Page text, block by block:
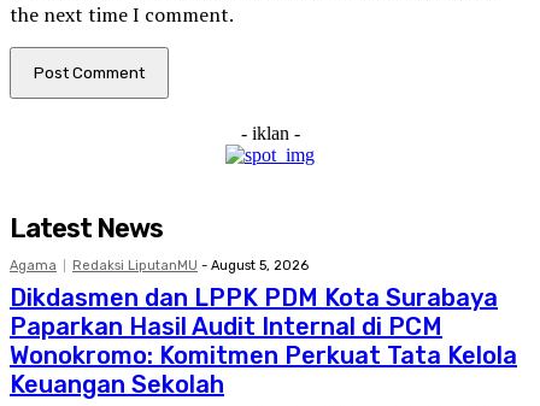
the next time I comment.
- iklan -
Latest News
Agama Redaksi LiputanMU - August 5, 2026
Dikdasmen dan LPPK PDM Kota Surabaya
Paparkan Hasil Audit Internal di PCM
Wonokromo: Komitmen Perkuat Tata Kelola
Keuangan Sekolah